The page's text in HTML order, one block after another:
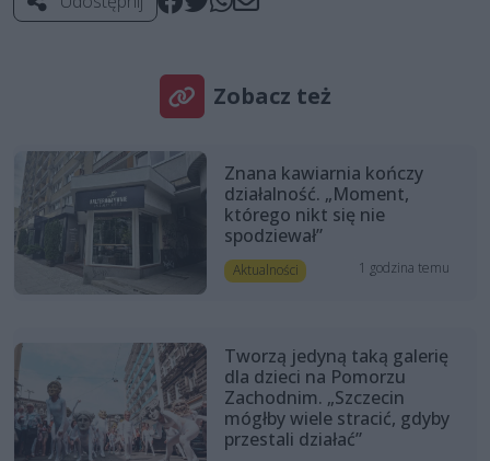
Zobacz też
Znana kawiarnia kończy
działalność. „Moment,
którego nikt się nie
spodziewał”
Aktualności 1 godzina temu
Tworzą jedyną taką galerię
dla dzieci na Pomorzu
Zachodnim. „Szczecin
mógłby wiele stracić, gdyby
przestali działać”